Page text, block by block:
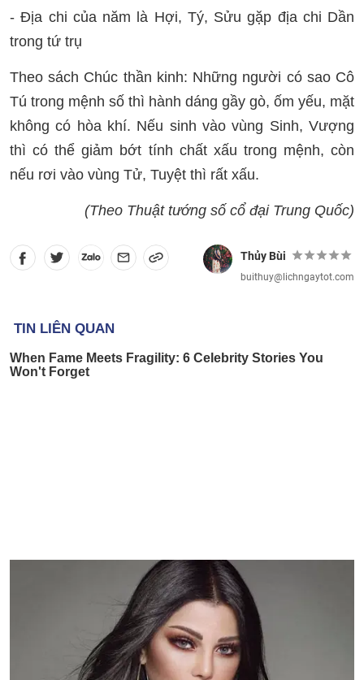
- Địa chi của năm là Hợi, Tý, Sửu gặp địa chi Dần
trong tứ trụ
Theo sách Chúc thần kinh: Những người có sao Cô
Tú trong mệnh số thì hành dáng gầy gò, ốm yếu, mặt
không có hòa khí. Nếu sinh vào vùng Sinh, Vượng
thì có thể giảm bớt tính chất xấu trong mệnh, còn
nếu rơi vào vùng Tử, Tuyệt thì rất xấu.
(Theo Thuật tướng số cổ đại Trung Quốc)
Thủy Bùi
buithuy@lichngaytot.com